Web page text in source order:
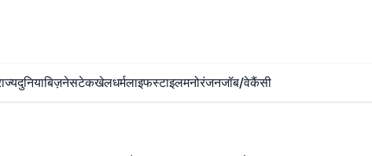
दुनियाबिज़नेसटेकखेलधर्मलाइफस्टाइलमनोरंजनजॉब/वेकैंसी